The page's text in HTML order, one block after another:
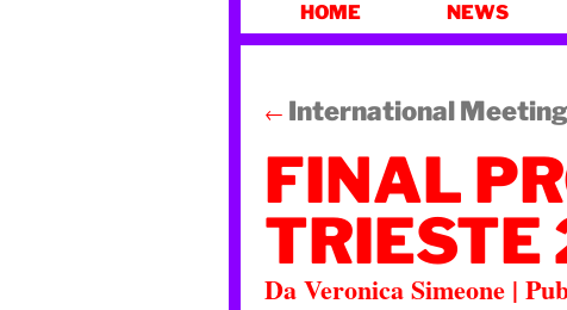
AL
HOME NEWS
← International Meeting
FINAL
TRIESTE
DaVeronica Simeone |